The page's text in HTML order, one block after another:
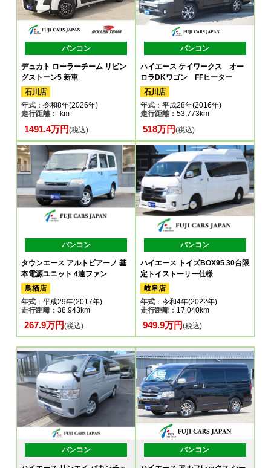
バンコン
デュカト ローラーチーム リビン
グストーン5 新車
石川店
年式 ：令和8年(2026年)
走行距離：-km
1491.4万円(税込)
バンコン
ハイエース ケイワークス オー
ロラDKワゴン FFヒーター
石川店
年式：平成28年(2016年)
走行距離：53,773km
518万円(税込)
バンコン
タウンエース アルトピアーノ 基
本電源ユニット 4連ファン
鳥栖店
年式 ：平成29年(2017年)
走行距離：38,943km
267.9万円(税込)
バンコン
ハイエース トイズBOX95 30台限
定トイストーリー仕様
岐阜店
年式：令和4年(2022年)
走行距離：17,040km
949.9万円(税込)
バンコン バンコン